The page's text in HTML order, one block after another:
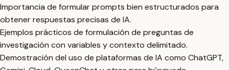
Importancia de formular prompts bien estructurados para
obtener respuestas precisas de IA.
Ejemplos prácticos de formulación de preguntas de
investigación con variables y contexto delimitado.
Demostración del uso de plataformas de IA como ChatGPT,